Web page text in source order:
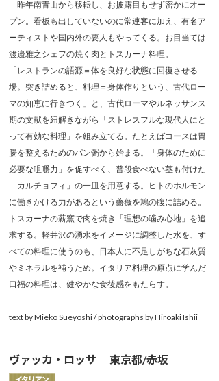
昨年南青山から移転し、お披露目もせず密かにオー
プン。看板も出していないのに常連客に加え、有名ア
ーティストや国内外の要人もやってくる。お目当ては
渡邉雅之シェフの焼く肉とトスカーナ料理。
「レストランの語源＝体を良好な状態に回復させる
場。突き詰めると、料理＝身体作りという、古代ロー
マの知恵に行きつく」と、古代ローマやルネッサンス
期の文献を紐解きながら「ストレスフルな現代人にと
って有効な料理」を組み立てる。たとえばコースは胃
腸を整えるためのパン粥から始まる。「身体のために
必要な咀嚼力」を促すべく、普段食べない茎も付けた
「カルチョフィ」の一皿を用意する。ヒトのホルモン
に働きかける力があるという薔薇を鳩の腹に詰める。
トスカーナの薪窯で肉を焼き「理想の噛み心地」を追
求する。軽井沢の湧水をイメージに調整した水を、す
べての料理に使うのも、日本人に不足しがちな石灰質
やミネラルを補うため。イタリア料理の原点に学んだ
口福の料理は、健やかな食後感をもたらす。
text by Mieko Sueyoshi / photographs by Hiroaki Ishii
ヴァッカ・ロッサ 東京都/赤坂